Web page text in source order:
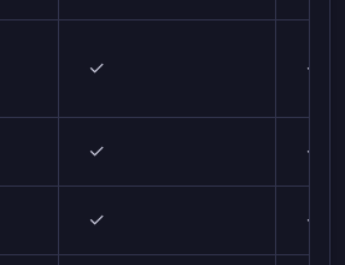
✓ ✓
✓ ✓
✓ ✓